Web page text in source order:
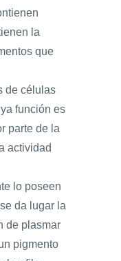
la
que
de células
función es
parte de la
actividad
lo poseen
da lugar la
de plasmar
pigmento